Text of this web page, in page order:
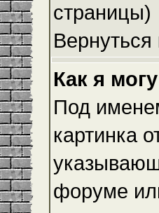
страницы)
Вернуться
Как я
Под
картинка
форуме